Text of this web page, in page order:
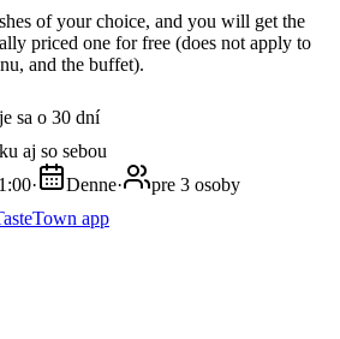
of your choice, and you will get the
priced one for free (does not apply to
and the buffet).
sa o 30 dní
aj so sebou
· Denne·
pre 3 osoby
app